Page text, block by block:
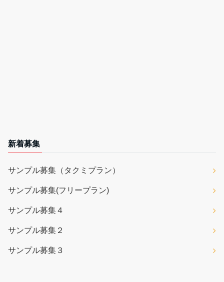
新着募集
サンプル募集（タクミプラン）
サンプル募集(フリープラン)
サンプル募集４
サンプル募集２
サンプル募集３